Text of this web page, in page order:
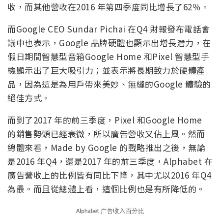
收，而其他營收在2016 年第四季度同比增長了62％。
而Google CEO Sundar Pichai 在Q4 財報發布電話會
議中也表示，Google 品牌硬體也顯示出增長潛力，在
假日期間智慧型音箱Google Home 和Pixel 智慧型手
機顯示出了巨大吸引力；並表示將長期致力於硬體產
品，因為這是為用戶帶來美妙、無縫的Google 體驗的
絕佳方式。
而到了2017 年的前三季度，Pixel 和Google Home
的銷售勢頭已經衰微，所以廣告營收又佔上風。然而
總體來看，Made by Google 的戰略推出之後，無論
是2016 年Q4，還是2017 年的前三季度，Alphabet 在
廣告營收上的比例皆有同比下降，其中尤以2016 年Q4
為最。而且從總體上看，這個比例也是有所降低的。